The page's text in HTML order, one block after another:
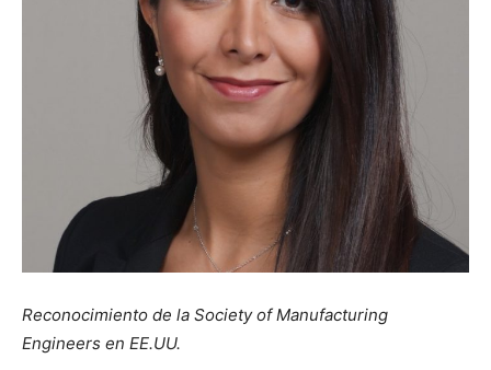
Reconocimiento de la Society of Manufacturing
Engineers en EE.UU.